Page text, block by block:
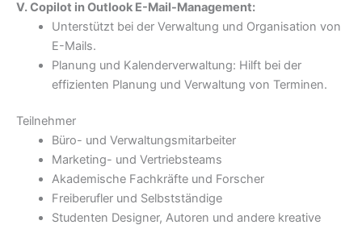
V. Copilot in Outlook E-Mail-Management:
Unterstützt bei der Verwaltung und Organisation von
E-Mails.
Planung und Kalenderverwaltung: Hilft bei der
effizienten Planung und Verwaltung von Terminen.
Teilnehmer
Büro- und Verwaltungsmitarbeiter
Marketing- und Vertriebsteams
Akademische Fachkräfte und Forscher
Freiberufler und Selbstständige
Studenten Designer, Autoren und andere kreative